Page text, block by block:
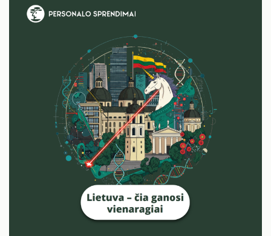
sukrėtimas, nuotolinio darbo perversmai,
automatizacijos ir dirbtinio intelekto sprogimai,
trūkinėjančios tiekimo grandinės, geopolitinės
įtampos, migracijos ir demografiniai pokyčiai, sveikatos
ir klimato krizės…